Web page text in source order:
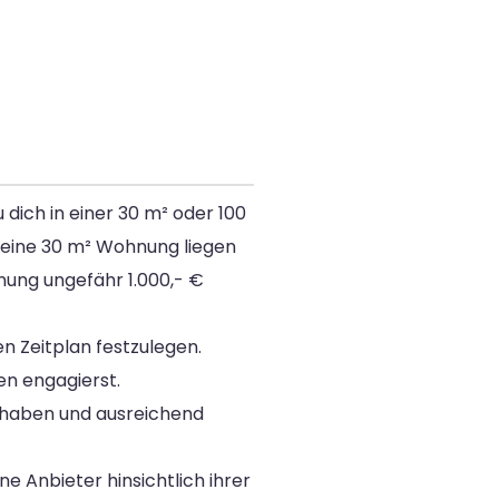
in einer 30 m² oder 100
30 m² Wohnung liegen
ungefähr 1.000,- €
Zeitplan festzulegen.
engagierst.
und ausreichend
Anbieter hinsichtlich ihrer